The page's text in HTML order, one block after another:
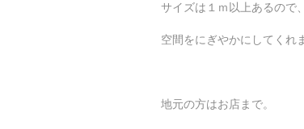
サイズは１ｍ以上あるので
空間をにぎやかにしてくれ
地元の方はお店まで。